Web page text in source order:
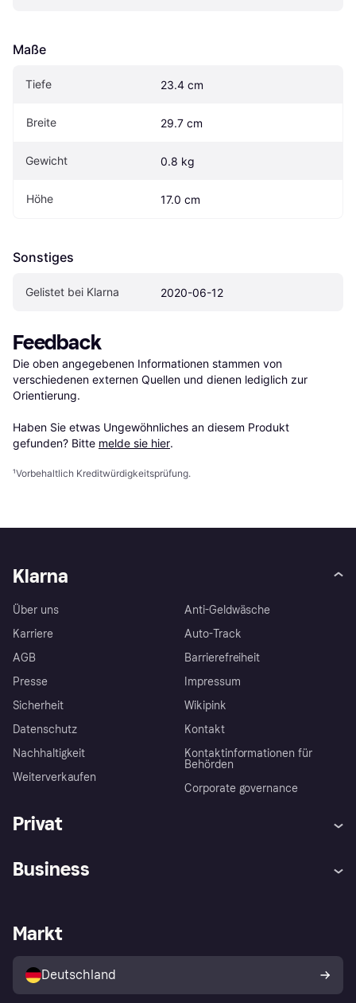
Maße
Tiefe 23.4 cm
Breite 29.7 cm
Gewicht 0.8 kg
Höhe 17.0 cm
Sonstiges
Gelistet bei Klarna 2020-06-12
Feedback
Die oben angegebenen Informationen stammen von
verschiedenen externen Quellen und dienen lediglich zur
Orientierung.
Haben Sie etwas Ungewöhnliches an diesem Produkt
gefunden? Bitte melde sie hier.
¹Vorbehaltlich Kreditwürdigkeitsprüfung.
Klarna
Über uns
Karriere
AGB
Presse
Sicherheit
Datenschutz
Nachhaltigkeit
Weiterverkaufen
Anti-Geldwäsche
Auto-Track
Barrierefreiheit
Impressum
Wikipink
Kontakt
Kontaktinformationen für
Behörden
Corporate governance
Privat
Klarna App
Shops entdecken
Käuferschutzrichtlinie
Dein Widerrufsrecht
Business
Händlerportal
Markt
Deutschland